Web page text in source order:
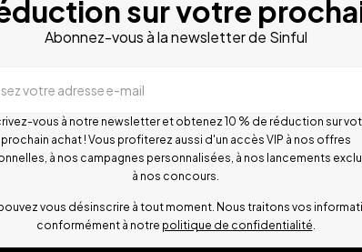
sur votre
Abonnez-vous à la newsletter de Sinful
votre adresse e-mail
vous à notre newsletter et obtenez 10 % de réduction sur
prochain achat ! Vous profiterez aussi d'un accès VIP à nos offres
à nos campagnes personnalisées, à nos lancements
à nos concours.
vous désinscrire à tout moment. Nous traitons vos
conformément à notre politique de confidentialité